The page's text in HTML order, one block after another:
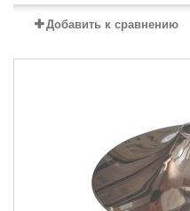
Добавить к сравнению